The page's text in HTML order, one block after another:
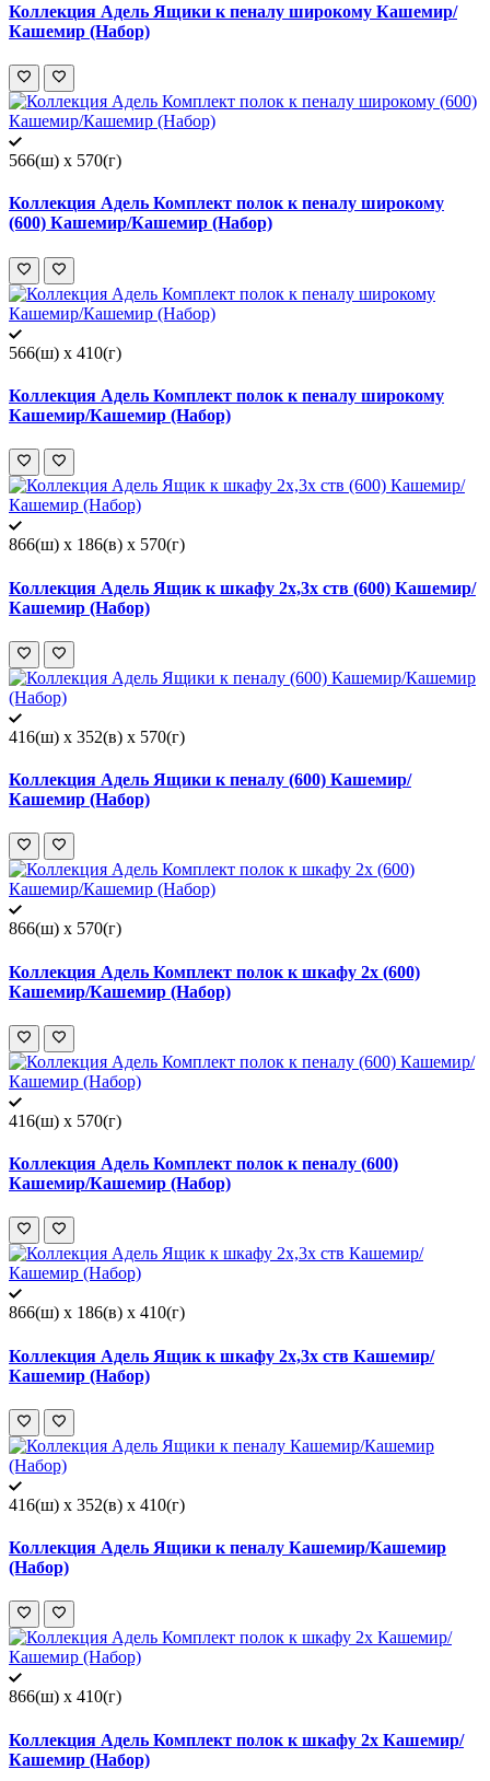
Коллекция Адель Ящики к пеналу широкому Кашемир/
Кашемир (Набор)
566(ш) x 570(г)
Коллекция Адель Комплект полок к пеналу широкому
(600) Кашемир/Кашемир (Набор)
566(ш) x 410(г)
Коллекция Адель Комплект полок к пеналу широкому
Кашемир/Кашемир (Набор)
866(ш) x 186(в) x 570(г)
Коллекция Адель Ящик к шкафу 2х,3х ств (600) Кашемир/
Кашемир (Набор)
416(ш) x 352(в) x 570(г)
Коллекция Адель Ящики к пеналу (600) Кашемир/
Кашемир (Набор)
866(ш) x 570(г)
Коллекция Адель Комплект полок к шкафу 2х (600)
Кашемир/Кашемир (Набор)
416(ш) x 570(г)
Коллекция Адель Комплект полок к пеналу (600)
Кашемир/Кашемир (Набор)
866(ш) x 186(в) x 410(г)
Коллекция Адель Ящик к шкафу 2х,3х ств Кашемир/
Кашемир (Набор)
416(ш) x 352(в) x 410(г)
Коллекция Адель Ящики к пеналу Кашемир/Кашемир
(Набор)
866(ш) x 410(г)
Коллекция Адель Комплект полок к шкафу 2х Кашемир/
Кашемир (Набор)